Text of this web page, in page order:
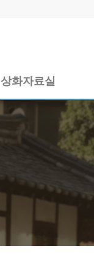
상화자료실